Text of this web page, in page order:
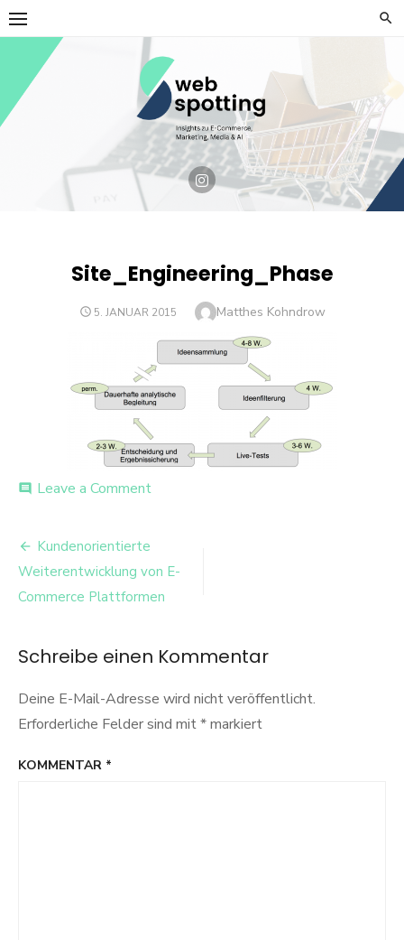
Skip
to
content
Site_Engineering_Phase
POSTED
5. JANUAR 2015 Author
Matthes Kohndrow
comment Leave a Commenton
Beitrags-
Navigation
Kundenorientierte
Weiterentwicklung von E-
Commerce Plattformen
Schreibe einen Kommentar
Deine E-Mail-Adresse wird nicht veröffentlicht.
Erforderliche Felder sind mit*markiert
KOMMENTAR *